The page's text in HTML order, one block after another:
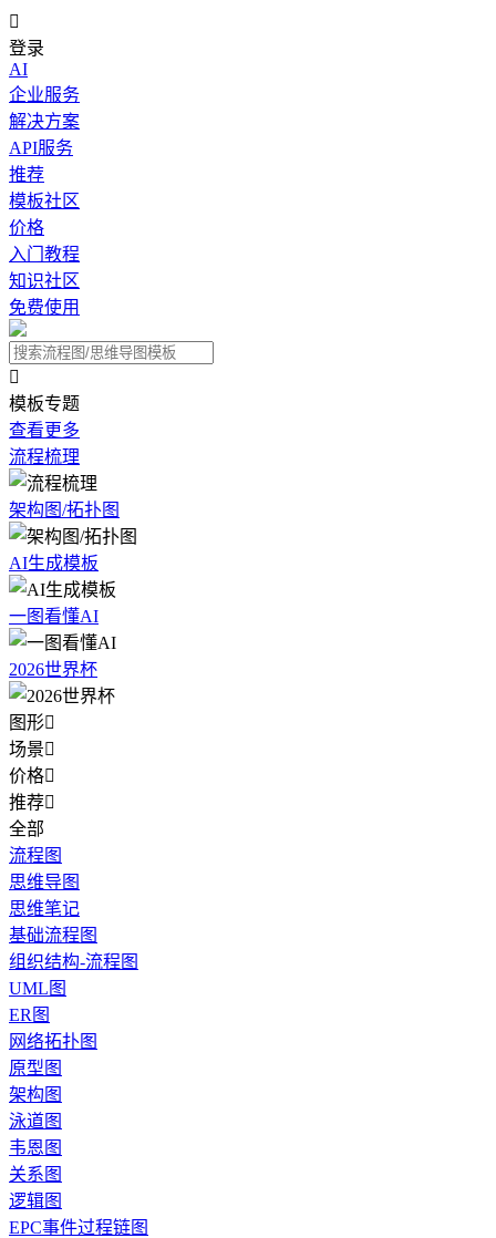

登录
AI
企业服务
解决方案
API服务
推荐
模板社区
价格
入门教程
知识社区
免费使用

模板专题
查看更多
流程梳理
架构图/拓扑图
AI生成模板
一图看懂AI
2026世界杯
图形
场景
价格
推荐
全部
流程图
思维导图
思维笔记
基础流程图
组织结构-流程图
UML图
ER图
网络拓扑图
原型图
架构图
泳道图
韦恩图
关系图
逻辑图
EPC事件过程链图